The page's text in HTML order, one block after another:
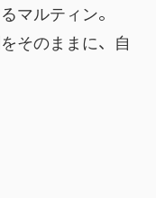
マルティン。
そのままに、自